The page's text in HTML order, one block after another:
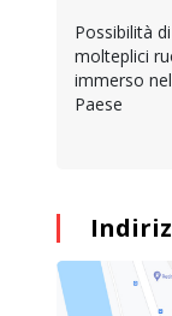
Possibilità
molteplici
immerso
Paese